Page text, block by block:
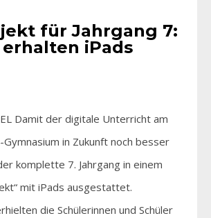
für Jahrgang 7:
iPads
Damit der digitale Unterricht am
in Zukunft noch besser
komplette 7. Jahrgang in einem
mit iPads ausgestattet.
die Schülerinnen und Schüler